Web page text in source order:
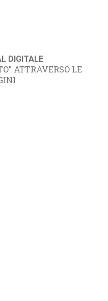
DIGITALE
ATTRAVERSO LE